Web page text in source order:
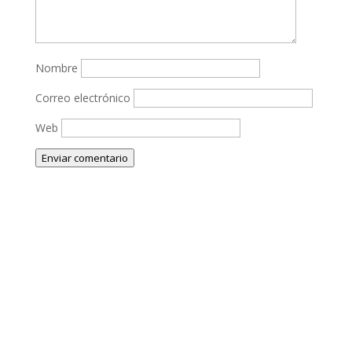
Nombre
Correo electrónico
Web
Enviar comentario